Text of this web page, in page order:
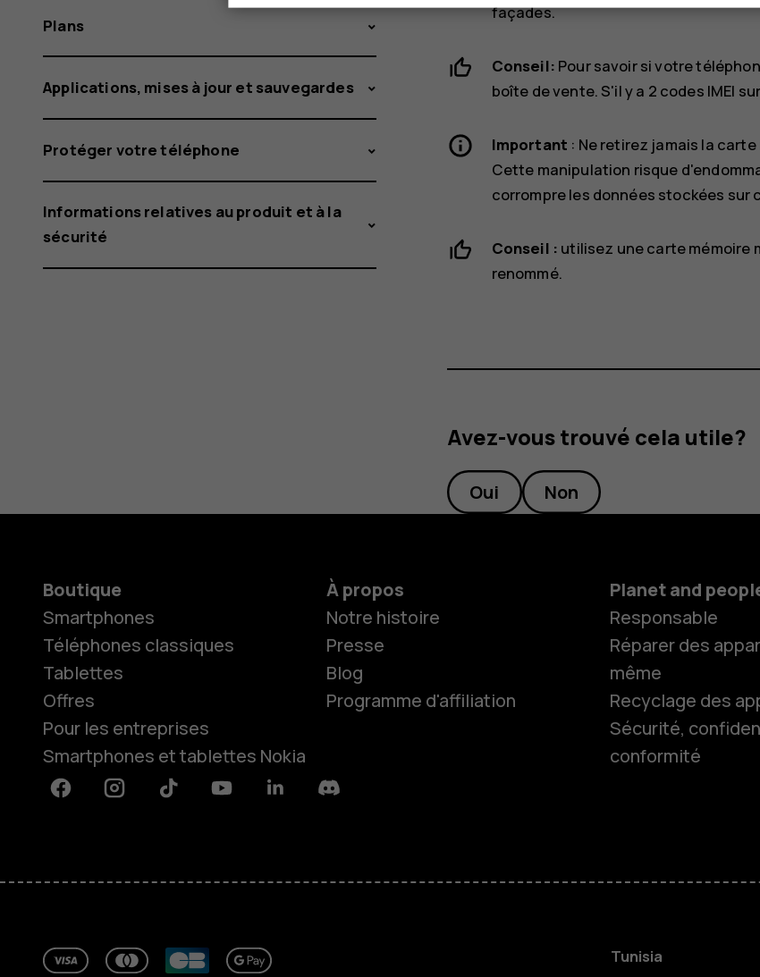
À propos
façades.
Conseil: Pour savoir si votre
boîte de vente. S'il y a 2 codes IMEI
Important : Ne retirez jamais la
Cette manipulation risque
corrompre les données stockées sur
Conseil : utilisez une carte mémoire
renommé.
Avez-vous trouvé cela utile?
Oui Non
Plans
Applications, mises à jour et sauvegardes
Protéger votre téléphone
Informations relatives au produit et à la
sécurité
Boutique
Smartphones
Téléphones classiques
Tablettes
Offres
Pour les entreprises
Smartphones et tablettes Nokia
À propos
Notre histoire
Presse
Blog
Programme d'affiliation
Planet and
Responsable
Réparer des
même
Recyclage des
Sécurité,
conformité
FacebookInstagramTiktok YoutubeLinkedinDiscord
Tunisia